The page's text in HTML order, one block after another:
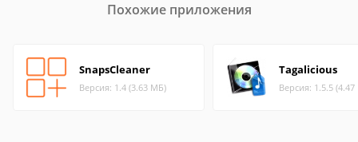
Похожие приложения
SnapsCleaner
Версия: 1.4 (3.63 МБ)
Tagalicious
Версия: 1.5.5